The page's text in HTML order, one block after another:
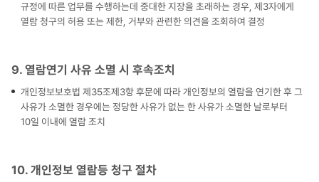
규정에 따른 업무를 수행하는데 중대한 지장을 초래하는 경우, 제3자에게
열람 청구의 허용 또는 제한, 거부와 관련한 의견을 조회하여 결정
9. 열람연기 사유 소멸 시 후속조치
개인정보보호법 제35조제3항 후문에 따라 개인정보의 열람을 연기한 후 그
사유가 소멸한 경우에는 정당한 사유가 없는 한 사유가 소멸한 날로부터
10일 이내에 열람 조치
10. 개인정보 열람등 청구 절차